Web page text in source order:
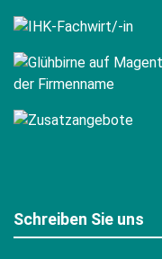
Schreiben Sie uns